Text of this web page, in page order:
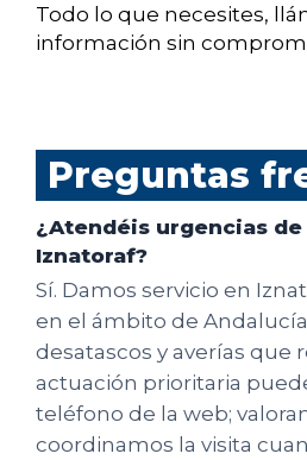
Todo lo que necesites,
información sin
Preguntas
¿Atendéis urgencias
Iznatoraf?
Sí. Damos servicio en
en el ámbito de
desatascos y averías que
actuación prioritaria
teléfono de la web;
coordinamos la visita